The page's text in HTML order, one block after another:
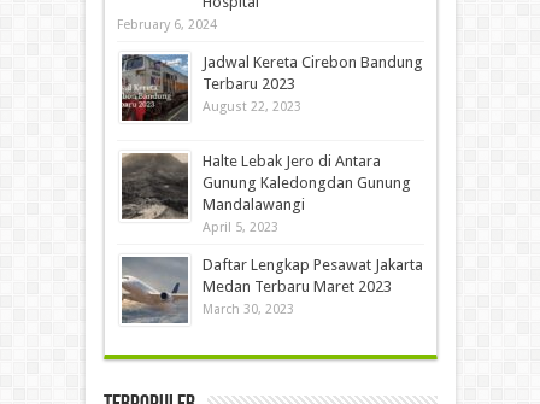
February 6, 2024
Jadwal Kereta Cirebon Bandung
Terbaru 2023
August 22, 2023
Halte Lebak Jero di Antara
Gunung Kaledongdan Gunung
Mandalawangi
April 5, 2023
Daftar Lengkap Pesawat Jakarta
Medan Terbaru Maret 2023
March 30, 2023